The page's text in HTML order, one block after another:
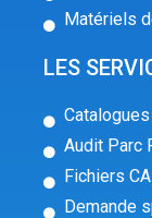
Matériels
LES
Catalogues
Audit Parc
Fichiers
Demande